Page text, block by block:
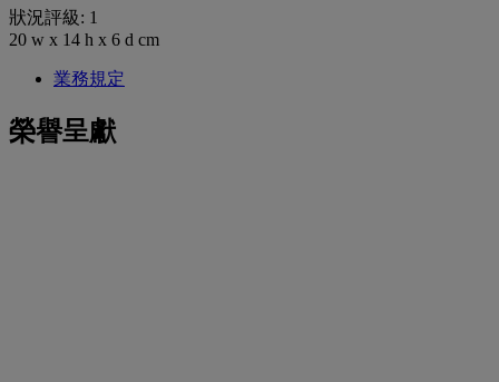
狀況評級: 1
20 w x 14 h x 6 d cm
業務規定
榮譽呈獻